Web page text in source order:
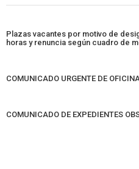
Plazas vacantes por motivo de
horas y renuncia según cuadro de
COMUNICADO URGENTE DE
COMUNICADO DE EXPEDIENTES